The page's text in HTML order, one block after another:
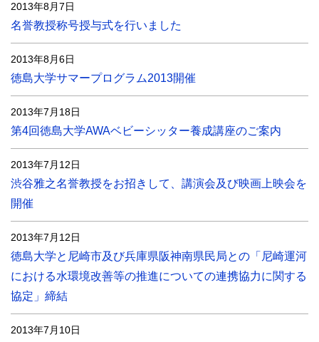
2013年8月7日
名誉教授称号授与式を行いました
2013年8月6日
徳島大学サマープログラム2013開催
2013年7月18日
第4回徳島大学AWAベビーシッター養成講座のご案内
2013年7月12日
渋谷雅之名誉教授をお招きして、講演会及び映画上映会を
開催
2013年7月12日
徳島大学と尼崎市及び兵庫県阪神南県民局との「尼崎運河
における水環境改善等の推進についての連携協力に関する
協定」締結
2013年7月10日